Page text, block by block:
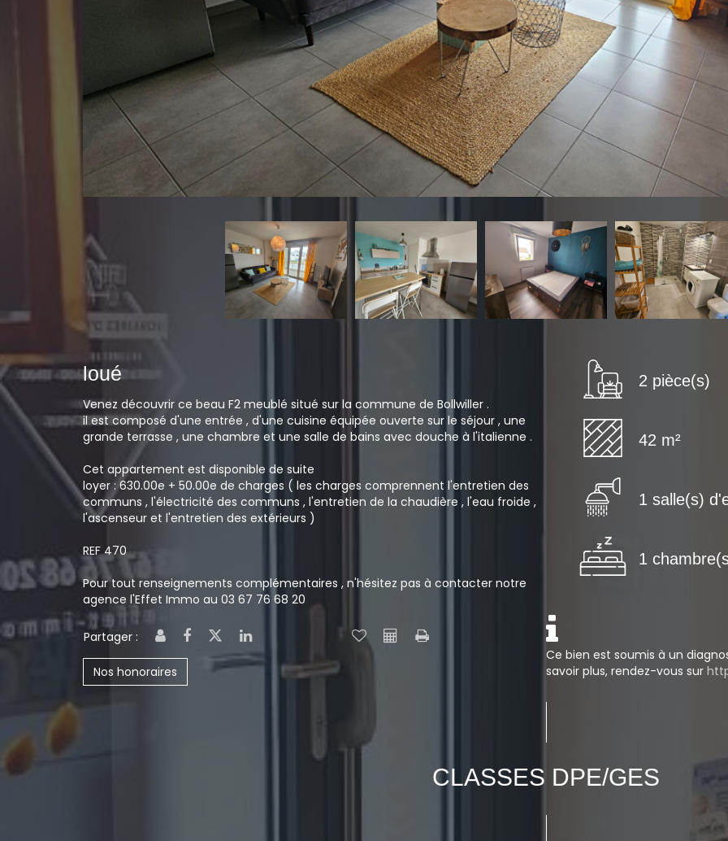
loué
Venez découvrir ce beau F2 meublé situé sur la commune de Bollwiller .
il est composé d'une entrée , d'une cuisine équipée ouverte sur le séjour , une
grande terrasse , une chambre et une salle de bains avec douche à l'italienne .
Cet appartement est disponible de suite
loyer : 630.00e + 50.00e de charges ( les charges comprennent l'entretien des
communs , l'électricité des communs , l'entretien de la chaudière , l'eau froide ,
l'ascenseur et l'entretien des extérieurs )
REF 470
Pour tout renseignements complémentaires , n'hésitez pas à contacter notre
agence l'Effet Immo au 03 67 76 68 20
Partager :
Nos honoraires
2 pièce(s)
42 m²
1 salle(s)
1
CLASSES DPE/GES
Ce bien est soumis à un
savoir plus, rendez-vous sur